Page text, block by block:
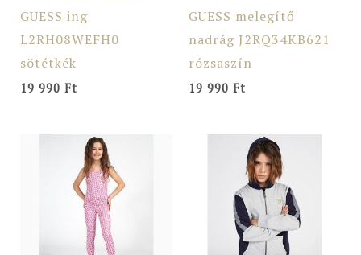
GUESS ing
L2RH08WEFH0
sötétkék
19 990 Ft
GUESS melegítő
nadrág J2RQ34KB621
rózsaszín
19 990 Ft